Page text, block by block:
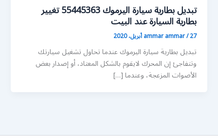
تبديل بطارية سيارة اليرموك 55445363 تغيير
بطارية السيارة عند البيت
ammar ammar/27 أبريل، 2020
تبديل بطارية سيارة اليرموك عندما تحاول تشغيل سيارتك
وتتفاجئ إن المحرك لايقوم بالشكل المعتاد، أو إصدار بعض
الأصوات المزعجة، وعندما […]